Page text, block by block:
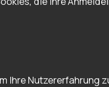
Ihre Nutzererfahrung